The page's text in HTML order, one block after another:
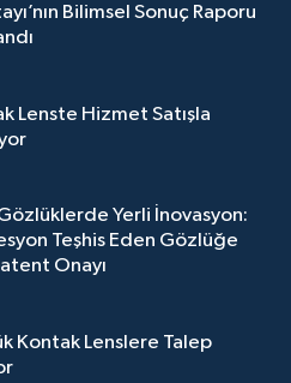
Bilimsel Sonuç Raporu
Lenste Hizmet Satışla
Gözlüklerde Yerli İnovasyon:
Teşhis Eden Gözlüğe
Onayı
Kontak Lenslere Talep